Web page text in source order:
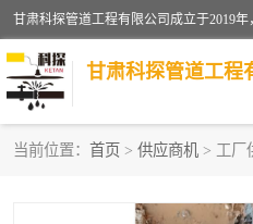
甘肃科探管道工程
当前位置： 首页 > 供应商机 > 工厂